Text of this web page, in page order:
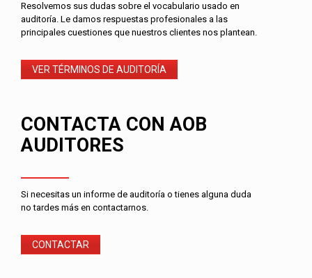
Resolvemos sus dudas sobre el vocabulario usado en
auditoría. Le damos respuestas profesionales a las
principales cuestiones que nuestros clientes nos plantean.
VER TÉRMINOS DE AUDITORÍA
CONTACTA CON AOB
AUDITORES
Si necesitas un informe de auditoría o tienes alguna duda
no tardes más en contactarnos.
CONTACTAR